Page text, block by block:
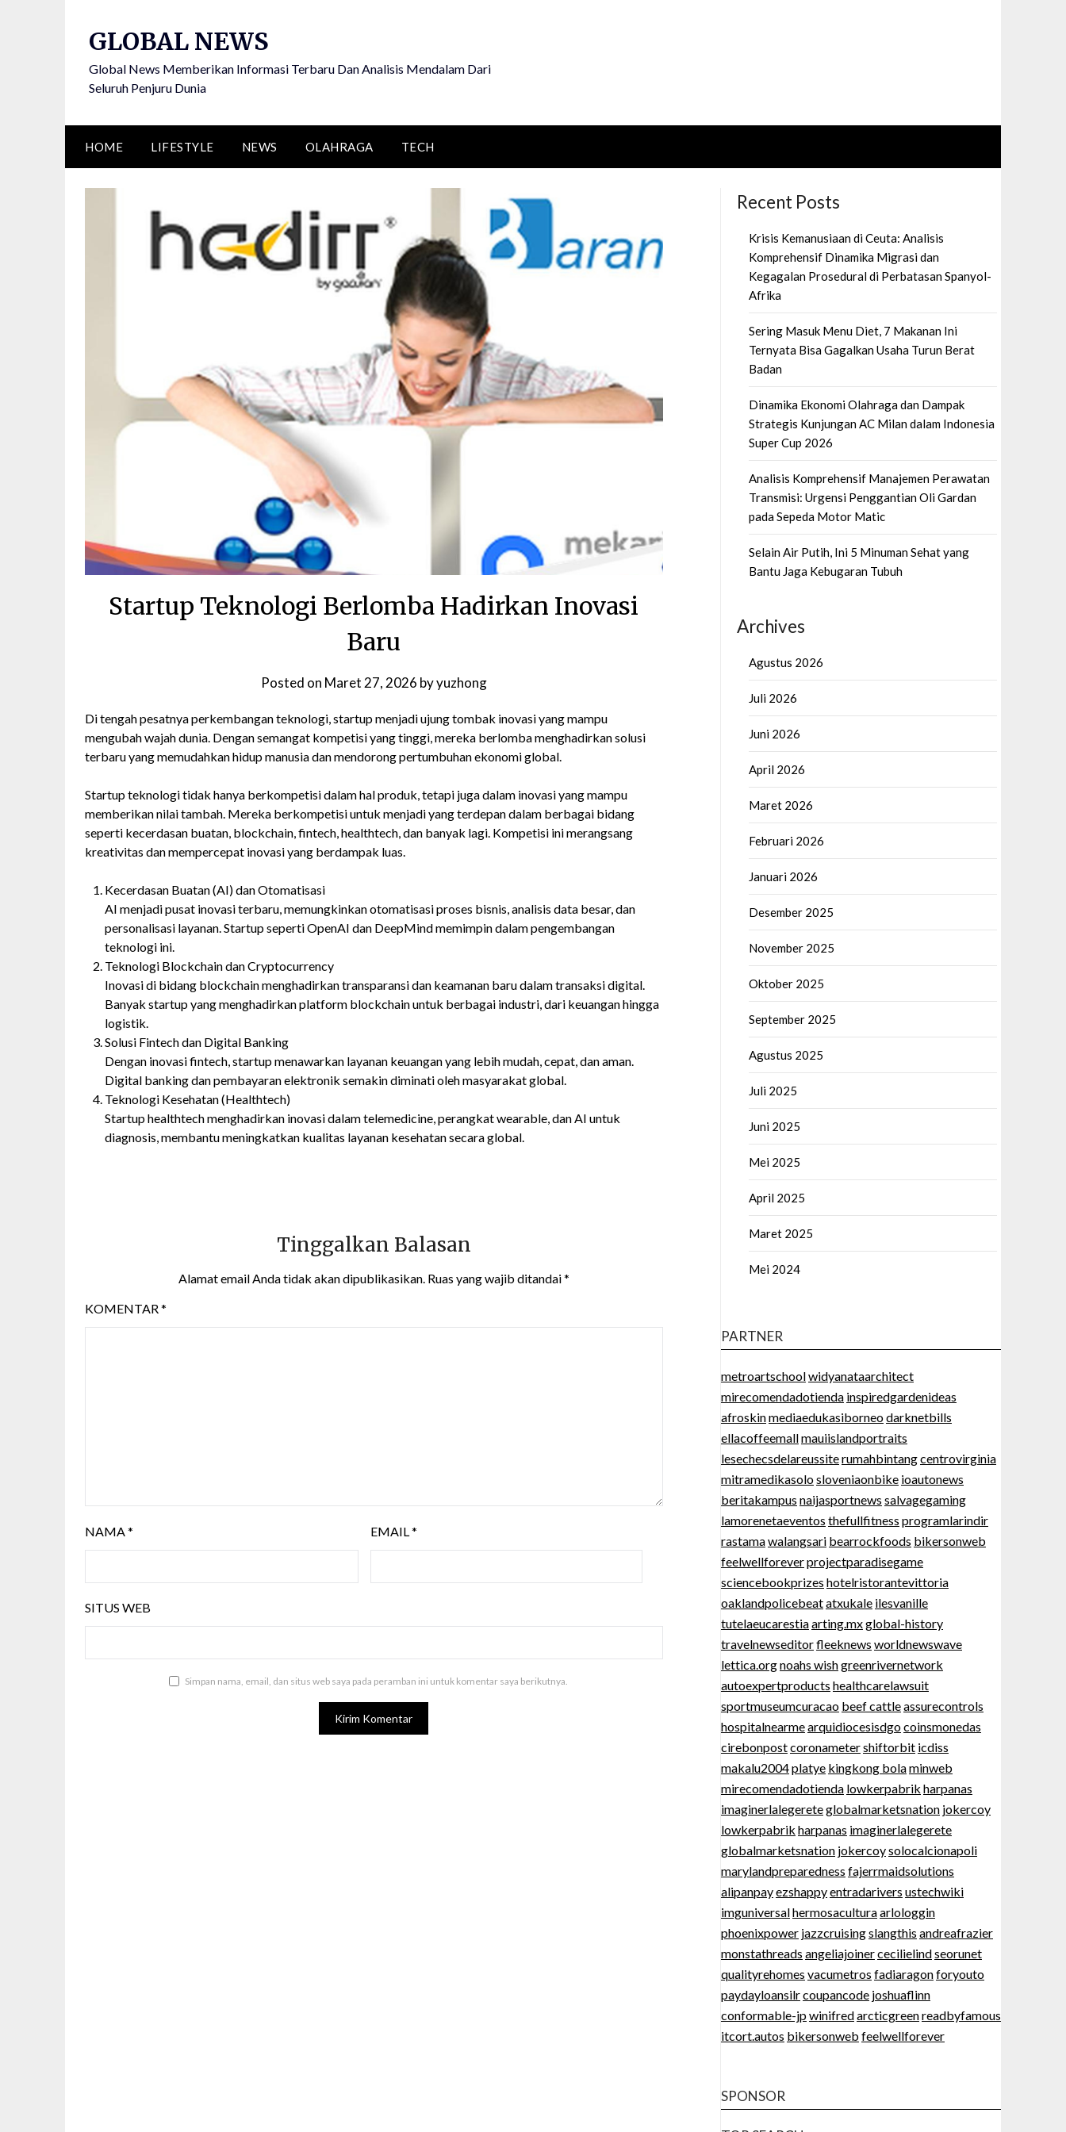
GLOBAL NEWS
Global News Memberikan Informasi Terbaru Dan Analisis Mendalam Dari
Seluruh Penjuru Dunia
HOME LIFESTYLE NEWS OLAHRAGA TECH
Startup Teknologi Berlomba Hadirkan Inovasi
Baru
Posted on Maret 27, 2026 byyuzhong
Di tengah pesatnya perkembangan teknologi, startup menjadi ujung tombak inovasi yang mampu
mengubah wajah dunia. Dengan semangat kompetisi yang tinggi, mereka berlomba menghadirkan solusi
terbaru yang memudahkan hidup manusia dan mendorong pertumbuhan ekonomi global.
Startup teknologi tidak hanya berkompetisi dalam hal produk, tetapi juga dalam inovasi yang mampu
memberikan nilai tambah. Mereka berkompetisi untuk menjadi yang terdepan dalam berbagai bidang
seperti kecerdasan buatan, blockchain, fintech, healthtech, dan banyak lagi. Kompetisi ini merangsang
kreativitas dan mempercepat inovasi yang berdampak luas.
Kecerdasan Buatan (AI) dan Otomatisasi
AI menjadi pusat inovasi terbaru, memungkinkan otomatisasi proses bisnis, analisis data besar, dan
personalisasi layanan. Startup seperti OpenAI dan DeepMind memimpin dalam pengembangan
teknologi ini.
Teknologi Blockchain dan Cryptocurrency
Inovasi di bidang blockchain menghadirkan transparansi dan keamanan baru dalam transaksi digital.
Banyak startup yang menghadirkan platform blockchain untuk berbagai industri, dari keuangan hingga
logistik.
Solusi Fintech dan Digital Banking
Dengan inovasi fintech, startup menawarkan layanan keuangan yang lebih mudah, cepat, dan aman.
Digital banking dan pembayaran elektronik semakin diminati oleh masyarakat global.
Teknologi Kesehatan (Healthtech)
Startup healthtech menghadirkan inovasi dalam telemedicine, perangkat wearable, dan AI untuk
diagnosis, membantu meningkatkan kualitas layanan kesehatan secara global.
Tinggalkan Balasan
Alamat email Anda tidak akan dipublikasikan. Ruas yang wajib ditandai*
KOMENTAR*
NAMA* EMAIL*
SITUS WEB
Simpan nama, email, dan situs web saya pada peramban ini untuk komentar saya berikutnya.
Recent Posts
Krisis Kemanusiaan di Ceuta: Analisis
Komprehensif Dinamika Migrasi dan
Kegagalan Prosedural di Perbatasan Spanyol-
Afrika
Sering Masuk Menu Diet, 7 Makanan Ini
Ternyata Bisa Gagalkan Usaha Turun Berat
Badan
Dinamika Ekonomi Olahraga dan Dampak
Strategis Kunjungan AC Milan dalam Indonesia
Super Cup 2026
Analisis Komprehensif Manajemen Perawatan
Transmisi: Urgensi Penggantian Oli Gardan
pada Sepeda Motor Matic
Selain Air Putih, Ini 5 Minuman Sehat yang
Bantu Jaga Kebugaran Tubuh
Archives
Agustus 2026
Juli 2026
Juni 2026
April 2026
Maret 2026
Februari 2026
Januari 2026
Desember 2025
November 2025
Oktober 2025
September 2025
Agustus 2025
Juli 2025
Juni 2025
Mei 2025
April 2025
Maret 2025
Mei 2024
PARTNER
metroartschoolwidyanataarchitect
mirecomendadotienda inspiredgardenideas
afroskinmediaedukasiborneodarknetbills
ellacoffeemallmauiislandportraits
lesechecsdelareussiterumahbintangcentrovirginia
mitramedikasolosloveniaonbike ioautonews
beritakampus naijasportnews salvagegaming
lamorenetaeventos thefullfitness programlarindir
rastamawalangsari bearrockfoods bikersonweb
feelwellforeverprojectparadisegame
sciencebookprizes hotelristorantevittoria
oaklandpolicebeatatxukale ilesvanille
tutelaeucarestiaarting.mxglobal-history
travelnewseditorfleeknews worldnewswave
lettica.orgnoahs wishgreenrivernetwork
autoexpertproducts healthcarelawsuit
sportmuseumcuracao beef cattleassurecontrols
hospitalnearmearquidiocesisdgocoinsmonedas
cirebonpostcoronametershiftorbit icdiss
makalu2004platye kingkong bolaminweb
mirecomendadotienda lowkerpabrik harpanas
imaginerlalegereteglobalmarketsnation jokercoy
lowkerpabrik harpanas imaginerlalegerete
globalmarketsnation jokercoysolocalcionapoli
marylandpreparedness fajerrmaidsolutions
alipanpayezshappyentradarivers ustechwiki
imguniversalhermosaculturaarlologgin
phoenixpower jazzcruisingslangthis andreafrazier
monstathreads angeliajoinercecilielindseorunet
qualityrehomes vacumetros fadiaragonforyouto
paydayloansilrcoupancode joshuaflinn
conformable-jpwinifredarcticgreenreadbyfamous
itcort.autos bikersonweb feelwellforever
SPONSOR